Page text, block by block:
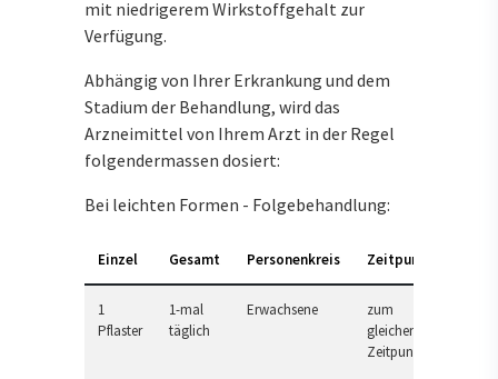
mit niedrigerem Wirkstoffgehalt zur
Verfügung.
Abhängig von Ihrer Erkrankung und dem
Stadium der Behandlung, wird das
Arzneimittel von Ihrem Arzt in der Regel
folgendermassen dosiert:
Bei leichten Formen - Folgebehandlung:
Einzel Gesamt Personenkreis Zeitpunkt
1
Pflaster
1-mal
täglich
Erwachsene
zum
gleichen
Zeitpunkt